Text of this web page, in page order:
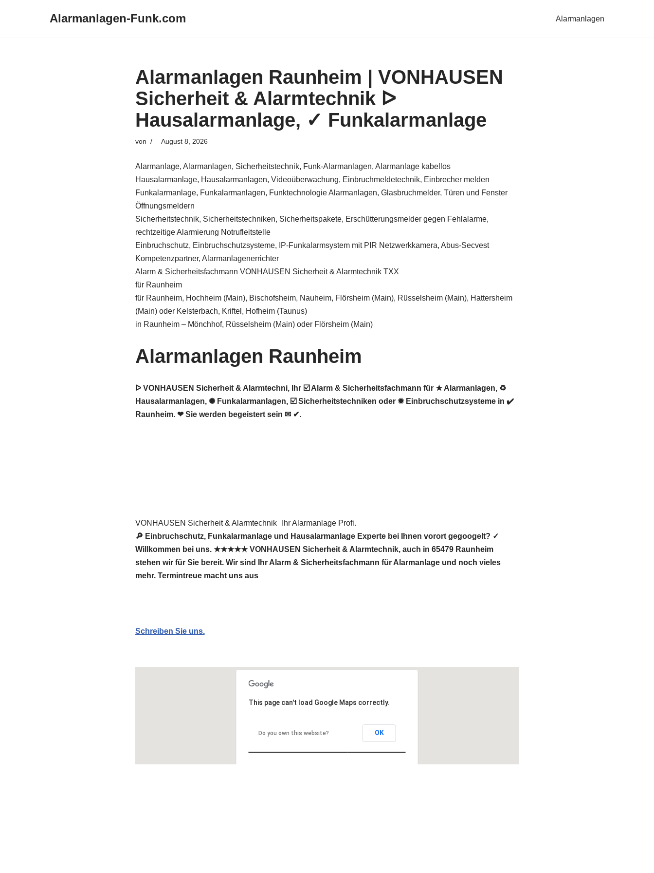
Alarmanlagen-Funk.com Alarmanlagen
Alarmanlagen Raunheim | VONHAUSEN
Sicherheit & Alarmtechnik ᐅ
Hausalarmanlage, ✓ Funkalarmanlage
von August 8, 2026
Alarmanlage, Alarmanlagen, Sicherheitstechnik, Funk-Alarmanlagen, Alarmanlage kabellos
Hausalarmanlage, Hausalarmanlagen, Videoüberwachung, Einbruchmeldetechnik, Einbrecher melden
Funkalarmanlage, Funkalarmanlagen, Funktechnologie Alarmanlagen, Glasbruchmelder, Türen und Fenster
Öffnungsmeldern
Sicherheitstechnik, Sicherheitstechniken, Sicherheitspakete, Erschütterungsmelder gegen Fehlalarme,
rechtzeitige Alarmierung Notrufleitstelle
Einbruchschutz, Einbruchschutzsysteme, IP-Funkalarmsystem mit PIR Netzwerkkamera, Abus-Secvest
Kompetenzpartner, Alarmanlagenerrichter
Alarm & Sicherheitsfachmann VONHAUSEN Sicherheit & Alarmtechnik TXX
für Raunheim
für Raunheim, Hochheim (Main), Bischofsheim, Nauheim, Flörsheim (Main), Rüsselsheim (Main), Hattersheim
(Main) oder Kelsterbach, Kriftel, Hofheim (Taunus)
in Raunheim – Mönchhof, Rüsselsheim (Main) oder Flörsheim (Main)
Alarmanlagen Raunheim
ᐅ VONHAUSEN Sicherheit & Alarmtechni, Ihr ☑️ Alarm & Sicherheitsfachmann für ★ Alarmanlagen, ♻
Hausalarmanlagen, ✺ Funkalarmanlagen, ☑️ Sicherheitstechniken oder ✹ Einbruchschutzsysteme in ✔️
Raunheim. ❤ Sie werden begeistert sein ✉ ✔.
VONHAUSEN Sicherheit & Alarmtechnik
Ihr Alarmanlage Profi.
🔎 Einbruchschutz, Funkalarmanlage und Hausalarmanlage Experte bei Ihnen vorort gegoogelt? ✓
Willkommen bei uns. ★★★★★ VONHAUSEN Sicherheit & Alarmtechnik, auch in 65479 Raunheim
stehen wir für Sie bereit. Wir sind Ihr Alarm & Sicherheitsfachmann für Alarmanlage und noch vieles
mehr. Termintreue macht uns aus
Schreiben Sie uns.
This page can't load Google Maps correctly.
Do you own this website? OK